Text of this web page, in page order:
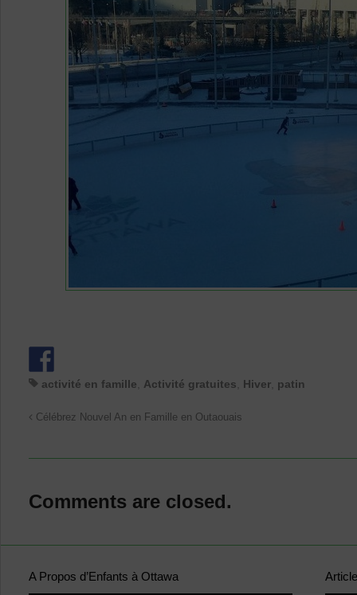
activité en famille Activité gratuites Hiver patin
Célébrez Nouvel An en Famille en Outaouais
Comments are closed.
A Propos d’Enfants à Ottawa